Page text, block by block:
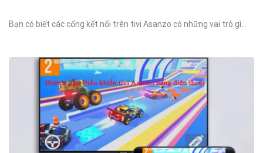
Bạn có biết các cổng kết nối trên tivi Asanzo có những vai trò gì...